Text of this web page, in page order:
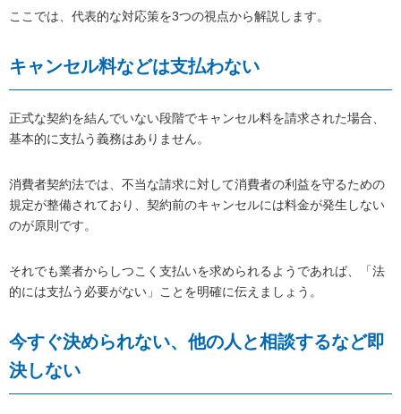
ここでは、代表的な対応策を3つの視点から解説します。
キャンセル料などは支払わない
正式な契約を結んでいない段階でキャンセル料を請求された場合、
基本的に支払う義務はありません。
消費者契約法では、不当な請求に対して消費者の利益を守るための
規定が整備されており、契約前のキャンセルには料金が発生しない
のが原則です。
それでも業者からしつこく支払いを求められるようであれば、「法
的には支払う必要がない」ことを明確に伝えましょう。
今すぐ決められない、他の人と相談するなど即
決しない